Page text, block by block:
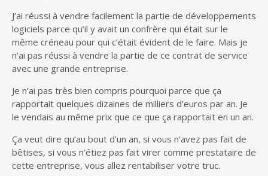
J’ai réussi à vendre facilement la partie de développements
logiciels parce qu’il y avait un confrère qui était sur le
même créneau pour qui c’était évident de le faire. Mais je
n’ai pas réussi à vendre la partie de ce contrat de service
avec une grande entreprise.
Je n’ai pas très bien compris pourquoi parce que ça
rapportait quelques dizaines de milliers d’euros par an. Je
le vendais au même prix que ce que ça rapportait en un an.
Ça veut dire qu’au bout d’un an, si vous n’avez pas fait de
bêtises, si vous n’étiez pas fait virer comme prestataire de
cette entreprise, vous allez rentabiliser votre truc.